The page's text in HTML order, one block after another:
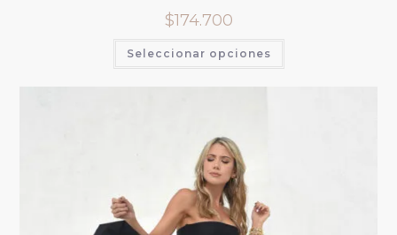
$174.700
Seleccionar opciones